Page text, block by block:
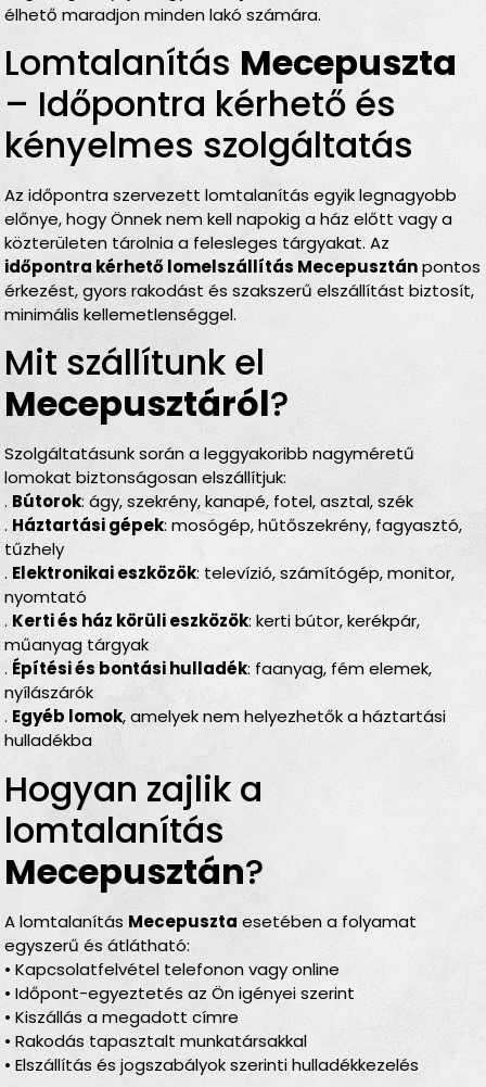
élhető maradjon minden lakó számára.
Lomtalanítás Mecepuszta
– Időpontra kérhető és
kényelmes szolgáltatás
Az időpontra szervezett lomtalanítás egyik legnagyobb
előnye, hogy Önnek nem kell napokig a ház előtt vagy a
közterületen tárolnia a felesleges tárgyakat. Az
időpontra kérhető lomelszállítás Mecepusztánpontos
érkezést, gyors rakodást és szakszerű elszállítást biztosít,
minimális kellemetlenséggel.
Mit szállítunk el
Mecepusztáról?
Szolgáltatásunk során a leggyakoribb nagyméretű
lomokat biztonságosan elszállítjuk:
. Bútorok: ágy, szekrény, kanapé, fotel, asztal, szék
. Háztartási gépek: mosógép, hűtőszekrény, fagyasztó,
tűzhely
. Elektronikai eszközök: televízió, számítógép, monitor,
nyomtató
. Kerti és ház körüli eszközök: kerti bútor, kerékpár,
műanyag tárgyak
. Építési és bontási hulladék: faanyag, fém elemek,
nyílászárók
. Egyéb lomok, amelyek nem helyezhetők a háztartási
hulladékba
Hogyan zajlik a
lomtalanítás
Mecepusztán?
A lomtalanítás Mecepuszta esetében a folyamat
egyszerű és átlátható:
• Kapcsolatfelvétel telefonon vagy online
• Időpont-egyeztetés az Ön igényei szerint
• Kiszállás a megadott címre
• Rakodás tapasztalt munkatársakkal
• Elszállítás és jogszabályok szerinti hulladékkezelés